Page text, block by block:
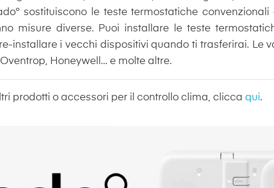
sostituiscono le teste termostatiche
misure diverse. Puoi installare le teste
installare i vecchi dispositivi quando ti trasferirai. Le
Honeywell… e molte altre.
prodotti o accessori per il controllo clima, clicca qui.